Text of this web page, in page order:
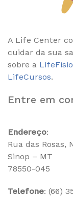
A Life Center
cuidar da sua
sobre a LifeFisio
LifeCursos.
Entre em
Endereço:
Rua das Rosas,
Sinop – MT
78550-045
Telefone: (66)